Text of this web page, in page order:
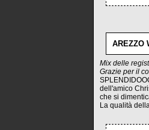
AREZZO
Mix delle
Grazie per il
dell'amico
che si
La qualità